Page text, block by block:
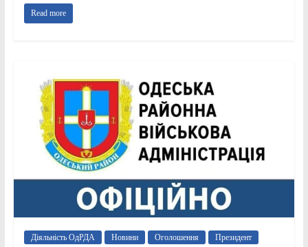
Read more
Діяльність ОдРДА Новини Оголошення Президент